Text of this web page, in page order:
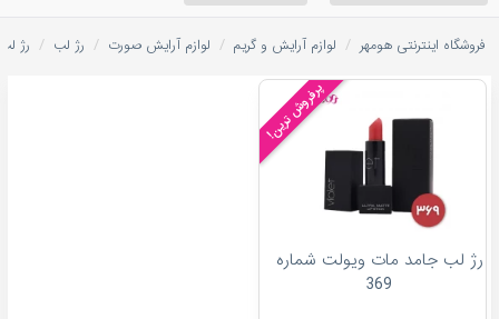
فروشگاه اینترنتی هومهر / لوازم آرایش و گریم / لوازم آرایش صورت / رژ لب / رژ
پرفروش ترین!
رژ لب جامد مات ویولت شماره
369